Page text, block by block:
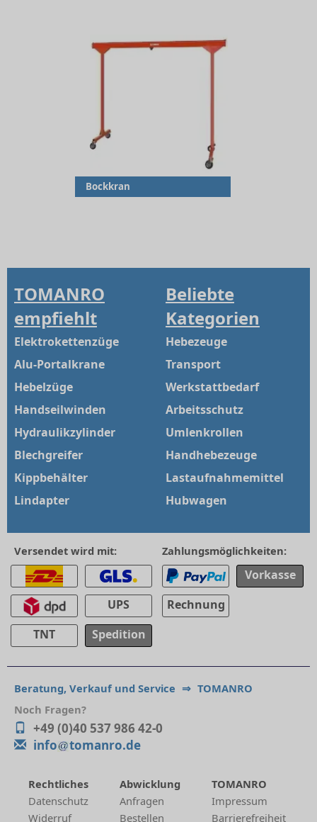
Bockkran
TOMANRO
empfiehlt
Elektrokettenzüge
Alu-Portalkrane
Hebelzüge
Handseilwinden
Hydraulikzylinder
Blechgreifer
Kippbehälter
Lindapter
Beliebte
Kategorien
Hebezeuge
Transport
Werkstattbedarf
Arbeitsschutz
Umlenkrollen
Handhebezeuge
Lastaufnahmemittel
Hubwagen
Versendet wird mit:
UPS
TNT
Spedition
Zahlungsmöglichkeiten:
Vorkasse
Rechnung
Beratung, Verkauf und Service ⇒ TOMANRO
Noch Fragen?
+49 (0)40 537 986 42-0
info
tomanro.de
Rechtliches
Datenschutz
Widerruf
Abwicklung
Anfragen
Bestellen
TOMANRO
Impressum
Barrierefreiheit